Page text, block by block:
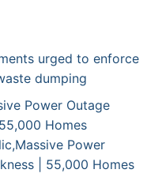
urged to enforce
dumping
Power Outage
Homes
Power
| 55,000 Homes